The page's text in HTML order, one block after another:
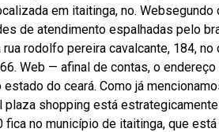
em itaitinga, no.
de atendimento espalhadas pelo
rua rodolfo pereira cavalcante, 184,
Web — afinal de contas, o
do ceará. Como já
plaza shopping está
fica no município de itaitinga, que